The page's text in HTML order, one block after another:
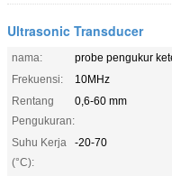
Ultrasonic Transducer
nama:
probe pengukur
Frekuensi:
10MHz
Rentang
Pengukuran:
0,6-60 mm
Suhu Kerja
(°C):
-20-70